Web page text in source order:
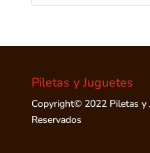
Piletas y Juguetes
Copyright© 2022 Piletas y
Reservados